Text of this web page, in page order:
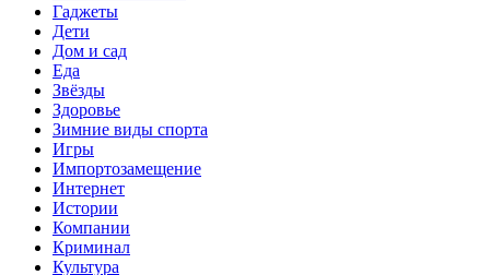
Гаджеты
Дети
Дом и сад
Еда
Звёзды
Здоровье
Зимние виды спорта
Игры
Импортозамещение
Интернет
Истории
Компании
Криминал
Культура